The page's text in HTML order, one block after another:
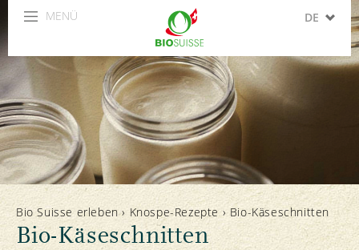
MENÜ DE
ES
Bio Suisse erleben› Knospe-Rezepte› Bio-Käseschnitten
Bio-Käseschnitten